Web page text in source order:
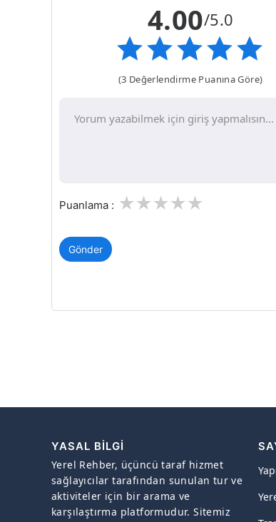
4.00/5.0
(3 Değerlendirme Puanına Göre)
Puanlama : 3
2
1
Gönder
YASAL BILGI
Yerel Rehber, üçüncü taraf hizmet
sağlayıcılar tarafından sunulan tur ve
aktiviteler için bir arama ve
karşılaştırma platformudur. Sitemiz